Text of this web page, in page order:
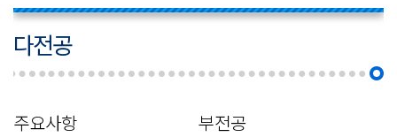
다전공
주요사항
부전공